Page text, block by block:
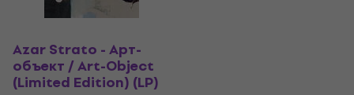
Azar Strato - Арт-
объект / Art-Object
(Limited Edition) (LP)